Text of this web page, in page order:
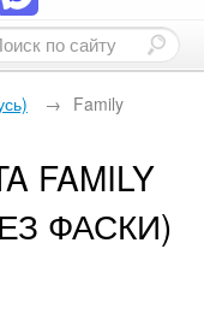
→ Family
FAMILY
ФАСКИ)